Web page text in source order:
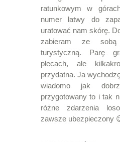
ratunkowym w
numer łatwy do
uratować nam skórę.
zabieram ze sobą
turystyczną. Parę
plecach, ale
przydatna. Ja
wiadomo jak
przygotowany to i tak
różne zdarzenia
zawsze ubezpieczony